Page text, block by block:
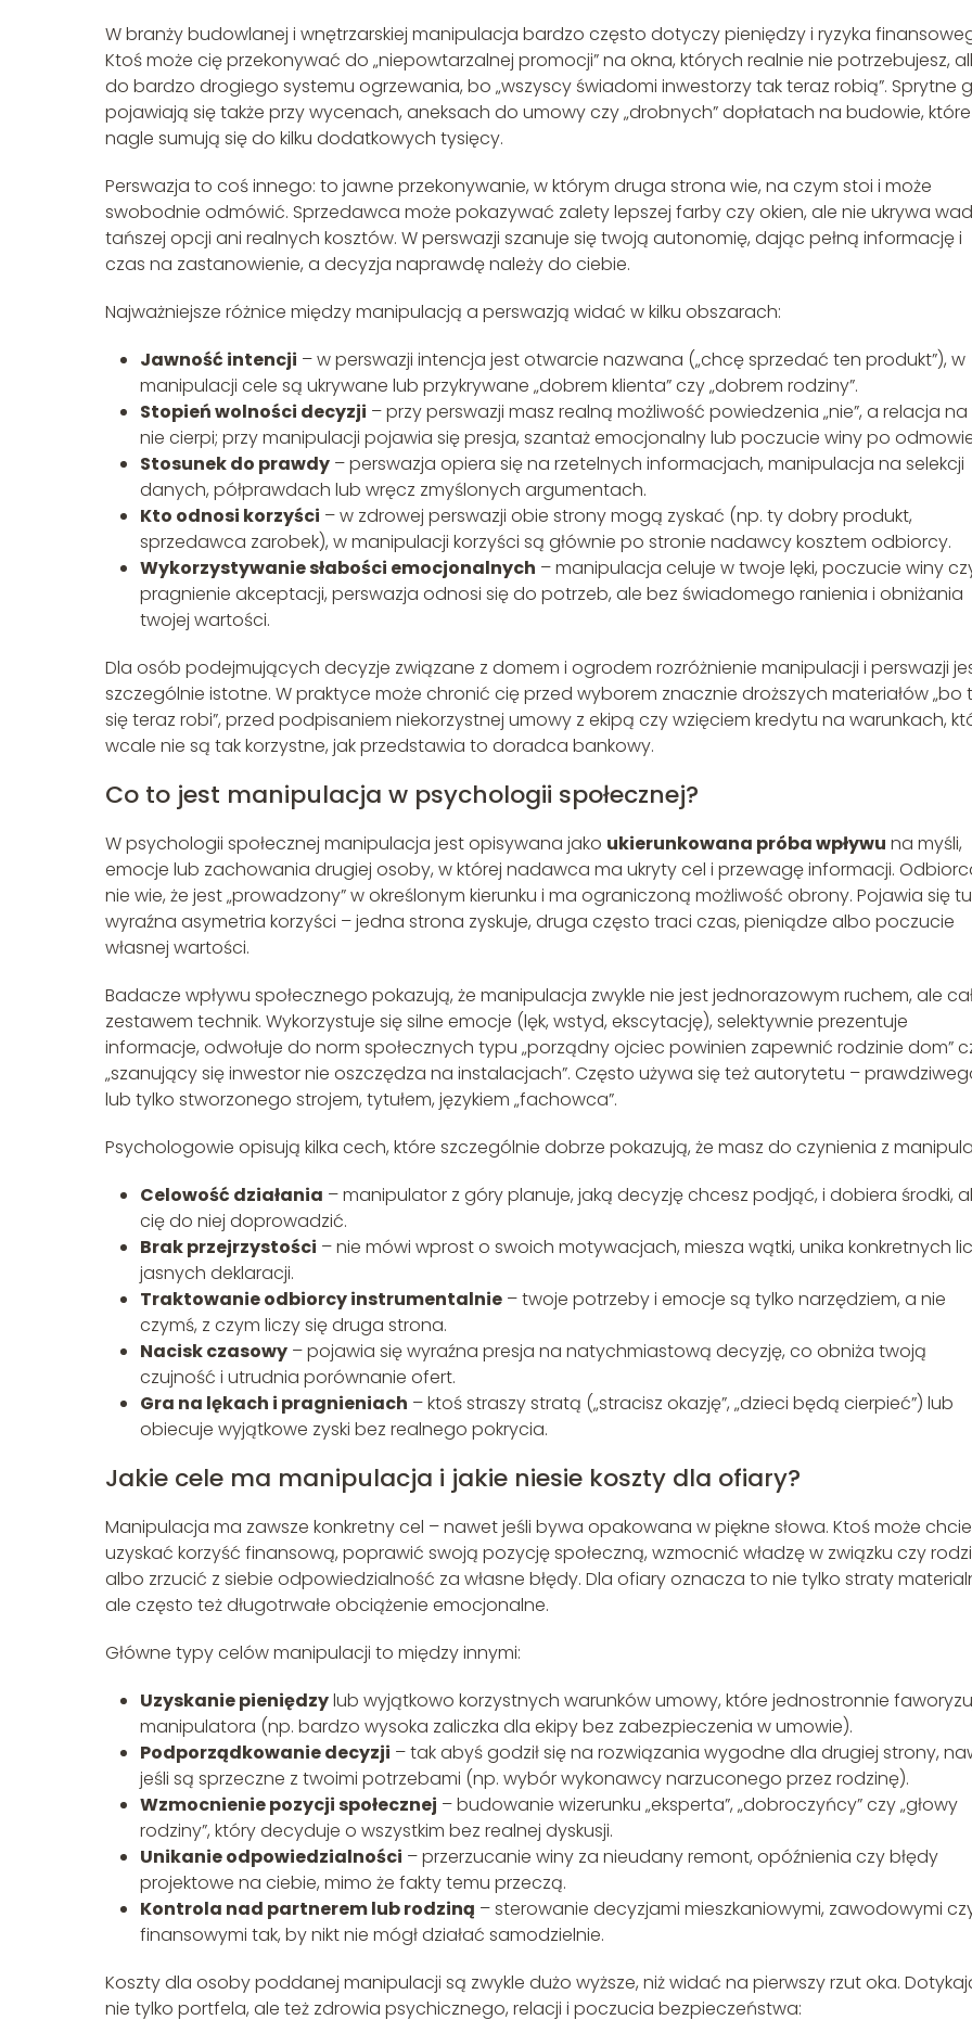
W branży budowlanej i wnętrzarskiej manipulacja bardzo często dotyczy pieniędzy i ryzyka
Ktoś może cię przekonywać do „niepowtarzalnej promocji” na okna, których realnie nie potrzebujesz,
do bardzo drogiego systemu ogrzewania, bo „wszyscy świadomi inwestorzy tak teraz robią”. Sprytne
pojawiają się także przy wycenach, aneksach do umowy czy „drobnych” dopłatach na budowie, które
nagle sumują się do kilku dodatkowych tysięcy.
Perswazja to coś innego: to jawne przekonywanie, w którym druga strona wie, na czym stoi i może
swobodnie odmówić. Sprzedawca może pokazywać zalety lepszej farby czy okien, ale nie ukrywa wad
tańszej opcji ani realnych kosztów. W perswazji szanuje się twoją autonomię, dając pełną informację i
czas na zastanowienie, a decyzja naprawdę należy do ciebie.
Najważniejsze różnice między manipulacją a perswazją widać w kilku obszarach:
Jawność intencji – w perswazji intencja jest otwarcie nazwana („chcę sprzedać ten produkt”), w
manipulacji cele są ukrywane lub przykrywane „dobrem klienta” czy „dobrem rodziny”.
Stopień wolności decyzji – przy perswazji masz realną możliwość powiedzenia „nie”, a relacja
nie cierpi; przy manipulacji pojawia się presja, szantaż emocjonalny lub poczucie winy po
Stosunek do prawdy – perswazja opiera się na rzetelnych informacjach, manipulacja na selekcji
danych, półprawdach lub wręcz zmyślonych argumentach.
Kto odnosi korzyści – w zdrowej perswazji obie strony mogą zyskać (np. ty dobry produkt,
sprzedawca zarobek), w manipulacji korzyści są głównie po stronie nadawcy kosztem odbiorcy.
Wykorzystywanie słabości emocjonalnych – manipulacja celuje w twoje lęki, poczucie winy
pragnienie akceptacji, perswazja odnosi się do potrzeb, ale bez świadomego ranienia i obniżania
twojej wartości.
Dla osób podejmujących decyzje związane z domem i ogrodem rozróżnienie manipulacji i perswazji
szczególnie istotne. W praktyce może chronić cię przed wyborem znacznie droższych materiałów „bo
się teraz robi”, przed podpisaniem niekorzystnej umowy z ekipą czy wzięciem kredytu na warunkach,
wcale nie są tak korzystne, jak przedstawia to doradca bankowy.
Co to jest manipulacja w psychologii społecznej?
W psychologii społecznej manipulacja jest opisywana jako ukierunkowana próba wpływu na myśli,
emocje lub zachowania drugiej osoby, w której nadawca ma ukryty cel i przewagę informacji.
nie wie, że jest „prowadzony” w określonym kierunku i ma ograniczoną możliwość obrony. Pojawia się tu
wyraźna asymetria korzyści – jedna strona zyskuje, druga często traci czas, pieniądze albo poczucie
własnej wartości.
Badacze wpływu społecznego pokazują, że manipulacja zwykle nie jest jednorazowym ruchem, ale
zestawem technik. Wykorzystuje się silne emocje (lęk, wstyd, ekscytację), selektywnie prezentuje
informacje, odwołuje do norm społecznych typu „porządny ojciec powinien zapewnić rodzinie dom”
„szanujący się inwestor nie oszczędza na instalacjach”. Często używa się też autorytetu –
lub tylko stworzonego strojem, tytułem, językiem „fachowca”.
Psychologowie opisują kilka cech, które szczególnie dobrze pokazują, że masz do czynienia z
Celowość działania – manipulator z góry planuje, jaką decyzję chcesz podjąć, i dobiera środki,
cię do niej doprowadzić.
Brak przejrzystości – nie mówi wprost o swoich motywacjach, miesza wątki, unika konkretnych
jasnych deklaracji.
Traktowanie odbiorcy instrumentalnie – twoje potrzeby i emocje są tylko narzędziem, a nie
czymś, z czym liczy się druga strona.
Nacisk czasowy – pojawia się wyraźna presja na natychmiastową decyzję, co obniża twoją
czujność i utrudnia porównanie ofert.
Gra na lękach i pragnieniach – ktoś straszy stratą („stracisz okazję”, „dzieci będą cierpieć”) lub
obiecuje wyjątkowe zyski bez realnego pokrycia.
Jakie cele ma manipulacja i jakie niesie koszty dla ofiary?
Manipulacja ma zawsze konkretny cel – nawet jeśli bywa opakowana w piękne słowa. Ktoś może
uzyskać korzyść finansową, poprawić swoją pozycję społeczną, wzmocnić władzę w związku czy
albo zrzucić z siebie odpowiedzialność za własne błędy. Dla ofiary oznacza to nie tylko straty
ale często też długotrwałe obciążenie emocjonalne.
Główne typy celów manipulacji to między innymi:
Uzyskanie pieniędzylub wyjątkowo korzystnych warunków umowy, które jednostronnie
manipulatora (np. bardzo wysoka zaliczka dla ekipy bez zabezpieczenia w umowie).
Podporządkowanie decyzji – tak abyś godził się na rozwiązania wygodne dla drugiej strony,
jeśli są sprzeczne z twoimi potrzebami (np. wybór wykonawcy narzuconego przez rodzinę).
Wzmocnienie pozycji społecznej – budowanie wizerunku „eksperta”, „dobroczyńcy” czy „głowy
rodziny”, który decyduje o wszystkim bez realnej dyskusji.
Unikanie odpowiedzialności – przerzucanie winy za nieudany remont, opóźnienia czy błędy
projektowe na ciebie, mimo że fakty temu przeczą.
Kontrola nad partnerem lub rodziną – sterowanie decyzjami mieszkaniowymi, zawodowymi
finansowymi tak, by nikt nie mógł działać samodzielnie.
Koszty dla osoby poddanej manipulacji są zwykle dużo wyższe, niż widać na pierwszy rzut oka.
nie tylko portfela, ale też zdrowia psychicznego, relacji i poczucia bezpieczeństwa: